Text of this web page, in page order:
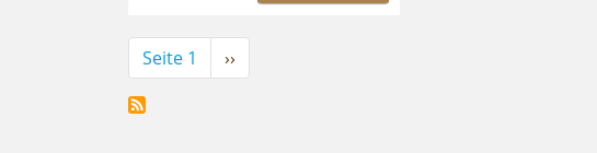
Seitennummerierung
Seite 1
Nächste
Seite
››